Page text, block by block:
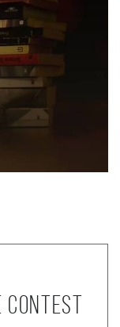
contest